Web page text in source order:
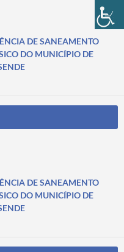
DE SANEAMENTO
DO MUNICÍPIO DE
DE SANEAMENTO
DO MUNICÍPIO DE